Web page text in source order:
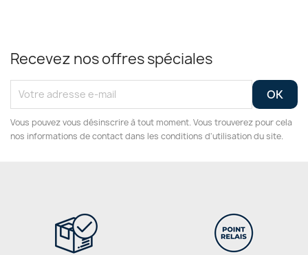
Recevez nos offres spéciales
Vous pouvez vous désinscrire à tout moment. Vous trouverez pour cela
nos informations de contact dans les conditions d'utilisation du site.